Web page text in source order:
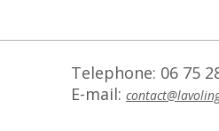
Telephone: 06 75
E-mail: